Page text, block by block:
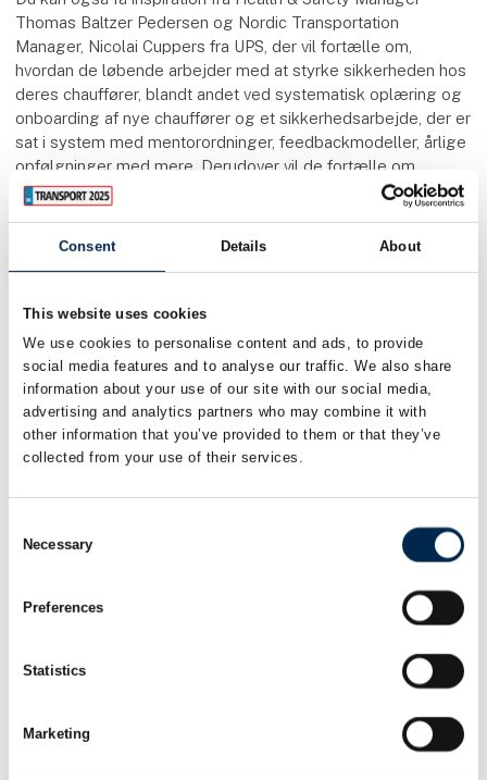
Consent Details About
This website uses cookies
We use cookies to personalise content and ads, to provide
social media features and to analyse our traffic. We also share
information about your use of our site with our social media,
advertising and analytics partners who may combine it with
other information that you’ve provided to them or that they’ve
collected from your use of their services.
Selection
Necessary
Preferences
Statistics
Marketing
Thomas Baltzer Pedersen og Nordic Transportation
Manager, Nicolai Cuppers fra UPS, der vil fortælle om,
hvordan de løbende arbejder med at styrke sikkerheden hos
deres chauffører, blandt andet ved systematisk oplæring og
onboarding af nye chauffører og et sikkerhedsarbejde, der er
sat i system med mentorordninger, feedbackmodeller, årlige
opfølgninger med mere. Derudover vil de fortælle om,
hvilken værdi sikkerhedsarbejdet tilfører virksomheden.
Der vil være mulighed for at stille spørgsmål både til
Mette Bach Hansen
Akademisk medarbejder
Arbejdstilsynet